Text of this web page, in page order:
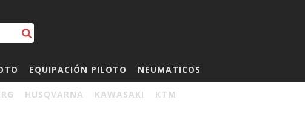
EQUIPACIÓN PILOTO NEUMATICOS
HUSQVARNA KAWASAKI KTM